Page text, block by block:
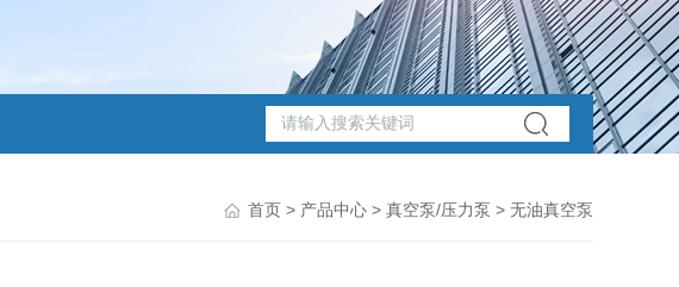
首页 > 产品中心 > 真空泵/压力泵 > 无油真空泵